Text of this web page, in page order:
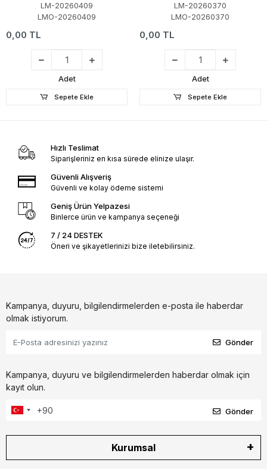
LM-20260409
LMO-20260409
0,00 TL
Adet
Sepete Ekle
LM-20260370
LMO-20260370
0,00 TL
Adet
Sepete Ekle
Hızlı Teslimat
Siparişleriniz en kısa sürede elinize ulaşır.
Güvenli Alışveriş
Güvenli ve kolay ödeme sistemi
Geniş Ürün Yelpazesi
Binlerce ürün ve kampanya seçeneği
7 / 24 DESTEK
Öneri ve şikayetlerinizi bize iletebilirsiniz.
Kampanya, duyuru, bilgilendirmelerden e-posta ile haberdar
olmak istiyorum.
Gönder
Kampanya, duyuru ve bilgilendirmelerden haberdar olmak için
kayıt olun.
Gönder
Kurumsal